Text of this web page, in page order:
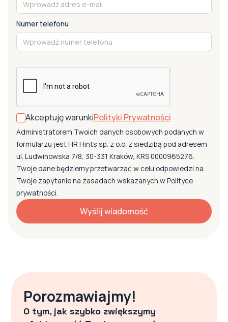
Numer telefonu
Akceptuję warunkiPolityki Prywatności
Administratorem Twoich danych osobowych podanych w
formularzu jest HR Hints sp. z o.o. z siedzibą pod adresem
ul. Ludwinowska 7/8, 30-331 Kraków, KRS 0000965276.
Twoje dane będziemy przetwarzać w celu odpowiedzi na
Twoje zapytanie na zasadach wskazanych w Polityce
prywatności.
Porozmawiajmy!
O tym, jak szybko zwiększymy